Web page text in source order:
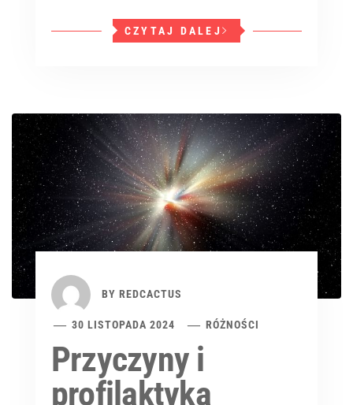
CZYTAJ DALEJ
BY REDCACTUS
30 LISTOPADA 2024 RÓŻNOŚCI
Przyczyny i
profilaktyka